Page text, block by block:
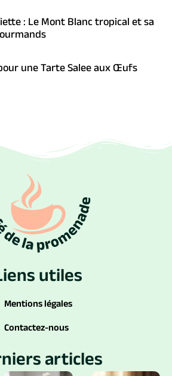
: Le Mont Blanc tropical et sa
une Tarte Salee aux Œufs
utiles
Mentions légales
Contactez-nous
articles